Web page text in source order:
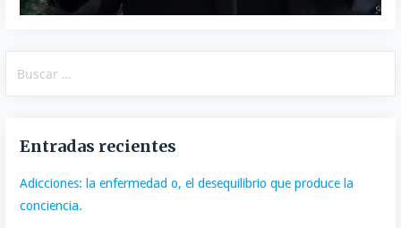
Entradas recientes
Adicciones: la enfermedad o, el desequilibrio que produce la
conciencia.